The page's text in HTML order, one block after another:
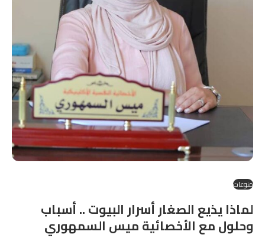
منوعات
لماذا يذيع الصغار أسرار البيوت .. أسباب
وحلول مع الأخصائية ميس السمهوري